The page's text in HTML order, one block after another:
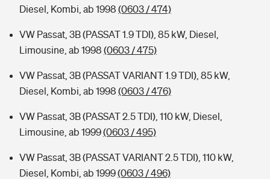
Diesel, Kombi, ab 1998 (0603 / 474)
VW Passat, 3B (PASSAT 1.9 TDI), 85 kW, Diesel,
Limousine, ab 1998 (0603 / 475)
VW Passat, 3B (PASSAT VARIANT 1.9 TDI), 85 kW,
Diesel, Kombi, ab 1998 (0603 / 476)
VW Passat, 3B (PASSAT 2.5 TDI), 110 kW, Diesel,
Limousine, ab 1999(0603 / 495)
VW Passat, 3B (PASSAT VARIANT 2.5 TDI), 110 kW,
Diesel, Kombi, ab 1999(0603 / 496)